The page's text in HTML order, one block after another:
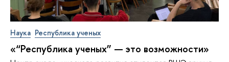
Наука Республика ученых
«“Республика ученых” — это возможности»